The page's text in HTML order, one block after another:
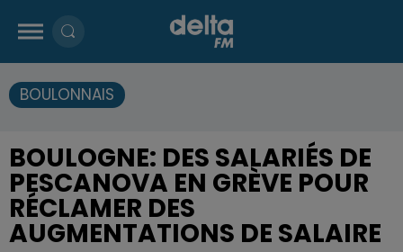
BOULONNAIS
BOULOGNE: DES SALARIÉS DE
PESCANOVA EN GRÈVE POUR
RÉCLAMER DES
AUGMENTATIONS DE SALAIRE